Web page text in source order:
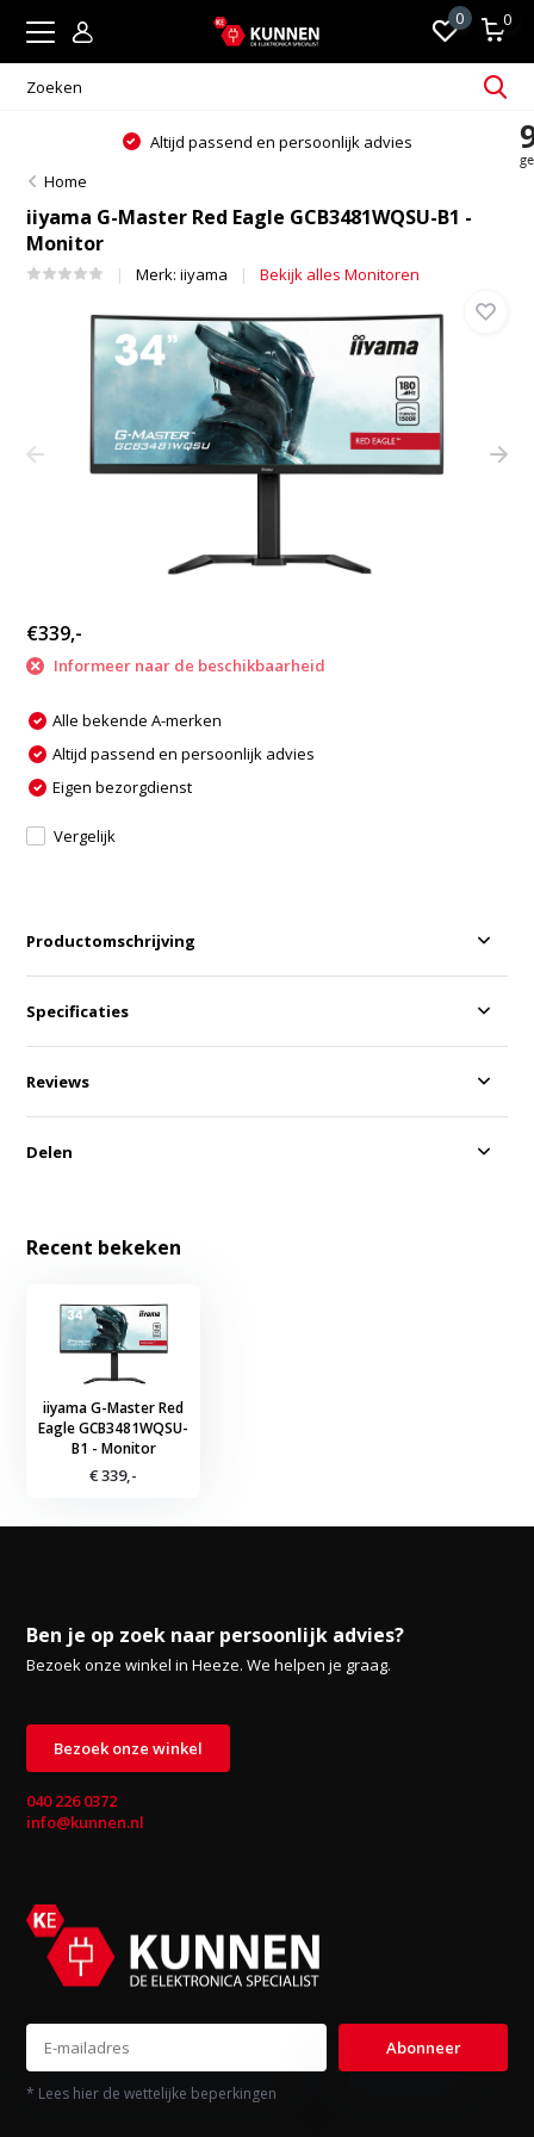
0 0
Altijd passend en persoonlijk advies
Home
iiyama G-Master Red Eagle GCB3481WQSU-B1 -
Monitor
Merk:iiyama Bekijk alles Monitoren
€339,-
Informeer naar de beschikbaarheid
Alle bekende A-merken
Altijd passend en persoonlijk advies
Eigen bezorgdienst
Vergelijk
Productomschrijving
Specificaties
Reviews
Delen
Recent bekeken
iiyama G-Master Red
Eagle GCB3481WQSU-
B1 - Monitor
€ 339,-
Ben je op zoek naar persoonlijk advies?
Bezoek onze winkel in Heeze. We helpen je graag.
Bezoek onze winkel
040 226 0372
info@kunnen.nl
Abonneer
* Lees hier de wettelijke beperkingen